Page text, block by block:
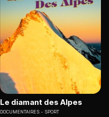
Le diamant des Alpes
DOCUMENTAIRES SPORT